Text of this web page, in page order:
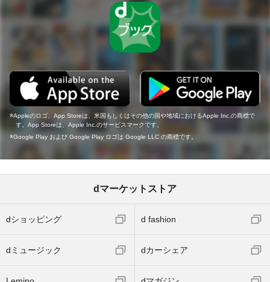
Appleのロゴ、App Storeは、米国もしくはその他の国や地域におけるApple Inc.の商標で
す。App Storeは、Apple Inc.のサービスマークです。
Google Play および Google Play ロゴは Google LLC の商標です。
dマーケットストア
dショッピング d fashion
dミュージック dカーシェア